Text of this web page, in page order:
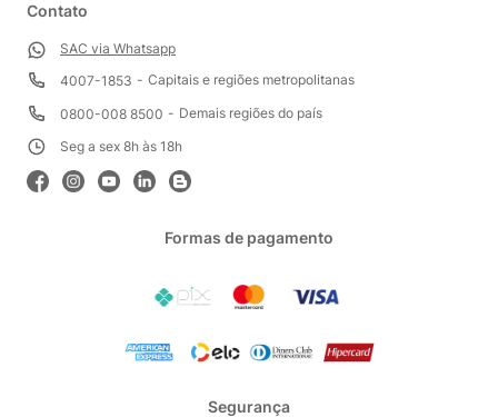
Contato
SAC via Whatsapp
4007-1853
Capitais e regiões metropolitanas
0800-008 8500
Demais regiões do país
Seg a sex 8h às 18h
Formas de pagamento
Segurança